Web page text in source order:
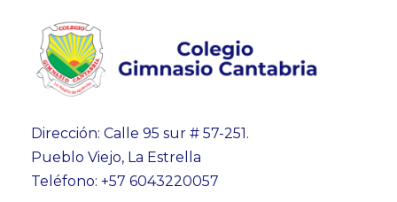
Dirección: Calle 95 sur # 57-251.
Pueblo Viejo, La Estrella
Teléfono: +57 6043220057